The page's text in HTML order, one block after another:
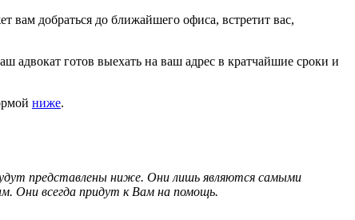
вам добраться до ближайшего офиса, встретит вас,
готов выехать на ваш адрес в кратчайшие сроки и
ниже.
представлены ниже. Они лишь являются самыми
Они всегда придут к Вам на помощь.